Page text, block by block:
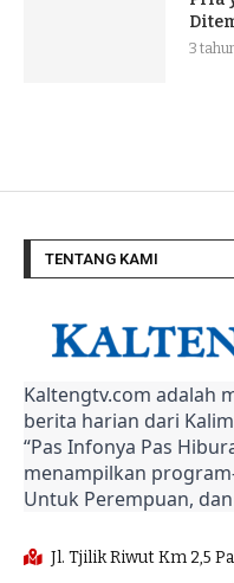
3
TENTANG KAMI
Kaltengtv.com adalah
berita harian dari
“Pas Infonya Pas
menampilkan
Untuk Perempuan,
Jl. Tjilik Riwut Km 2,5